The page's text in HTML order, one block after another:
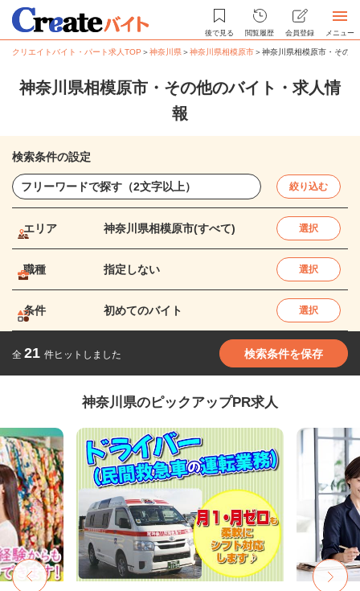
後で見る 閲覧履歴 会員登録 メニュー
クリエイトバイト・パート求人TOP ＞神奈川県＞神奈川県相模原市＞神奈川県相模原市・その
神奈川県相模原市・その他のバイト・求人情
報
検索条件の設定
絞り込む
エリア 神奈川県相模原市(すべて) 選択
職種 指定しない 選択
条件 初めてのバイト 選択
全 21 件ヒットしました 検索条件を保存
神奈川県のピックアップPR求人